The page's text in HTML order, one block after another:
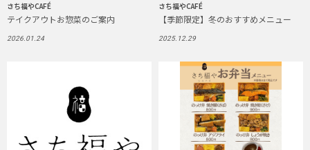
さち福やCAFÉ
テイクアウトお惣菜のご案内
2026.01.24
さち福やCAFÉ
【季節限定】冬のおすすめメニュー
2025.12.29